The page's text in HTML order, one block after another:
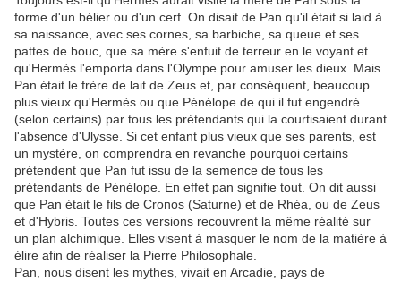
forme d'un bélier ou d'un cerf. On disait de Pan qu'il était si laid à
sa naissance, avec ses cornes, sa barbiche, sa queue et ses
pattes de bouc, que sa mère s'enfuit de terreur en le voyant et
qu'Hermès l'emporta dans l'Olympe pour amuser les dieux. Mais
Pan était le frère de lait de Zeus et, par conséquent, beaucoup
plus vieux qu'Hermès ou que Pénélope de qui il fut engendré
(selon certains) par tous les prétendants qui la courtisaient durant
l'absence d'Ulysse. Si cet enfant plus vieux que ses parents, est
un mystère, on comprendra en revanche pourquoi certains
prétendent que Pan fut issu de la semence de tous les
prétendants de Pénélope. En effet pan signifie tout. On dit aussi
que Pan était le fils de Cronos (Saturne) et de Rhéa, ou de Zeus
et d'Hybris. Toutes ces versions recouvrent la même réalité sur
un plan alchimique. Elles visent à masquer le nom de la matière à
élire afin de réaliser la Pierre Philosophale.
Pan, nous disent les mythes, vivait en Arcadie, pays de